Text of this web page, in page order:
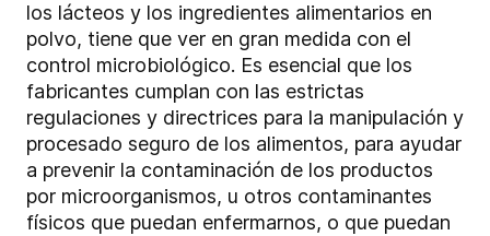
los lácteos y los ingredientes alimentarios en
polvo, tiene que ver en gran medida con el
control microbiológico. Es esencial que los
fabricantes cumplan con las estrictas
regulaciones y directrices para la manipulación y
procesado seguro de los alimentos, para ayudar
a prevenir la contaminación de los productos
por microorganismos, u otros contaminantes
físicos que puedan enfermarnos, o que puedan